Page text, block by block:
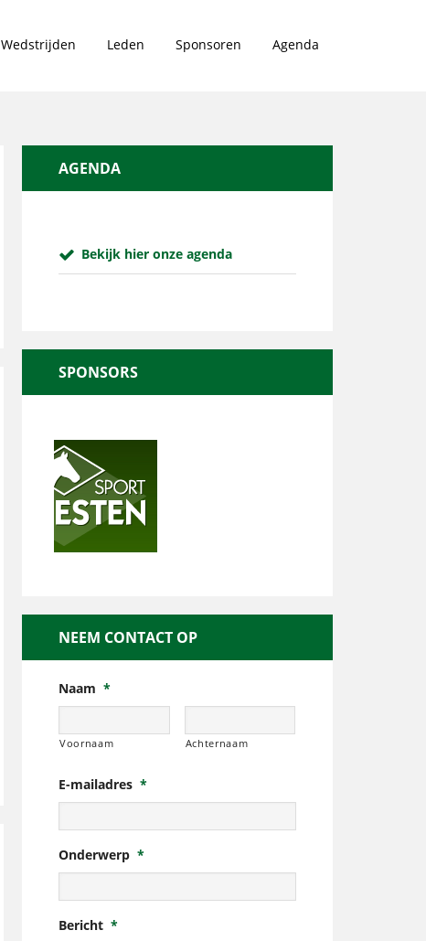
Wedstrijden Leden Sponsoren Agenda
AGENDA
Bekijk hier onze agenda
SPONSORS
NEEM CONTACT OP
Naam *
Voornaam Achternaam
E-mailadres *
Onderwerp *
Bericht *